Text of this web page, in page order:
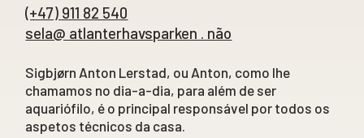
(+47) 911 82 540
sela@ atlanterhavsparken . não
Sigbjørn Anton Lerstad, ou Anton, como lhe
chamamos no dia-a-dia, para além de ser
aquariófilo, é o principal responsável por todos os
aspetos técnicos da casa.